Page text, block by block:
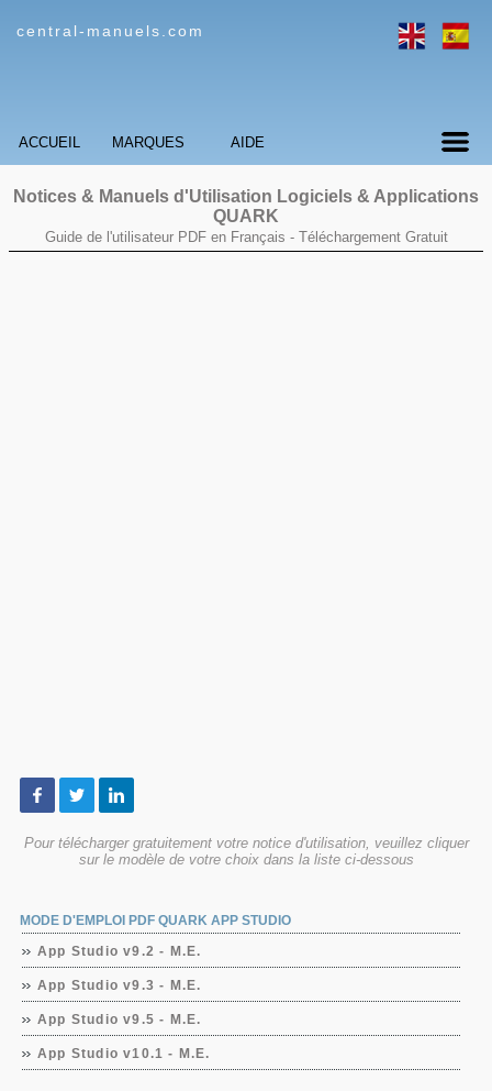
central-manuels.com
ACCUEIL MARQUES AIDE
Notices & Manuels d'Utilisation Logiciels & Applications
QUARK
Guide de l'utilisateur PDF en Français - Téléchargement Gratuit
Pour télécharger gratuitement votre notice d'utilisation, veuillez cliquer
sur le modèle de votre choix dans la liste ci-dessous
MODE D'EMPLOI PDF QUARK APP STUDIO
App Studio v9.2 - M.E.
App Studio v9.3 - M.E.
App Studio v9.5 - M.E.
App Studio v10.1 - M.E.